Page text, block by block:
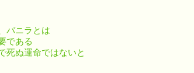
バニラとは
である
死ぬ運命ではないと